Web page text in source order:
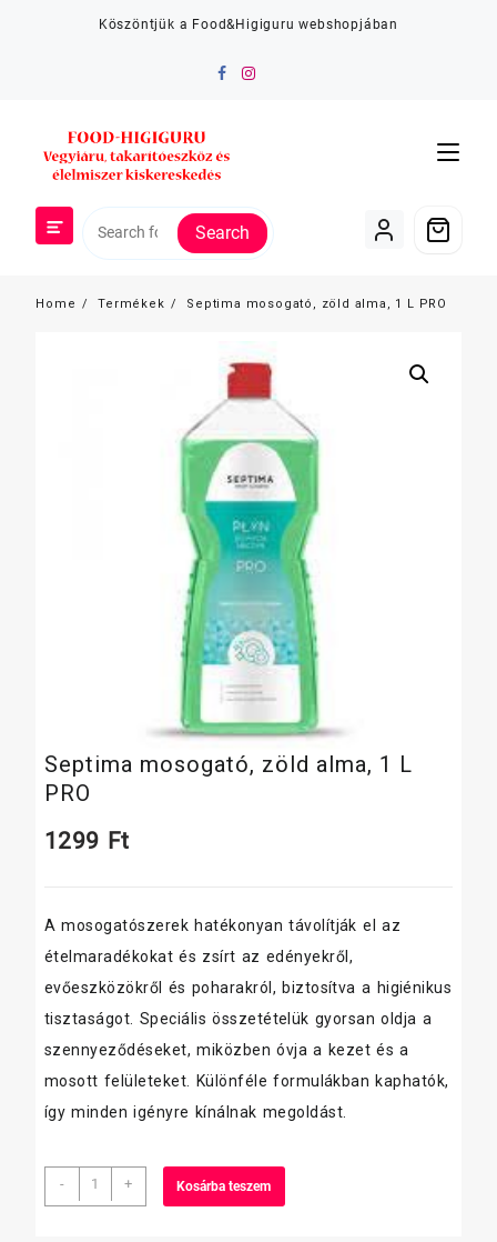
Köszöntjük a Food&Higiguru webshopjában
Search
Home Termékek Septima mosogató, zöld alma, 1 L PRO
Septima mosogató, zöld alma, 1 L
PRO
1299 Ft
A mosogatószerek hatékonyan távolítják el az
ételmaradékokat és zsírt az edényekről,
evőeszközökről és poharakról, biztosítva a higiénikus
tisztaságot. Speciális összetételük gyorsan oldja a
szennyeződéseket, miközben óvja a kezet és a
mosott felületeket. Különféle formulákban kaphatók,
így minden igényre kínálnak megoldást.
-
Septima
mosogató,
+ Kosárba teszem